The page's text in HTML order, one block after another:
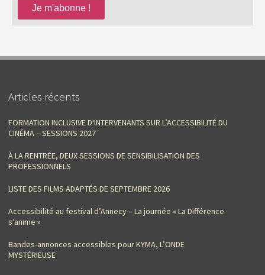
Articles récents
FORMATION INCLUSIVE D‘INTERVENANTS SUR L’ACCESSIBILITÉ DU
CINÉMA – SESSIONS 2027
À LA RENTRÉE, DEUX SESSIONS DE SENSIBILISATION DES
PROFESSIONNELS
LISTE DES FILMS ADAPTÉS DE SEPTEMBRE 2026
Accessibilité au festival d’Annecy – La journée « La Différence
s’anime »
Bandes-annonces accessibles pour KYMA, L’ONDE
MYSTÉRIEUSE